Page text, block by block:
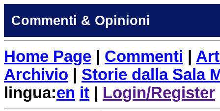
Commenti & Opinioni
Home Page Commenti
Archivio
Storie dalla Sala
lingua:en it Login/Register